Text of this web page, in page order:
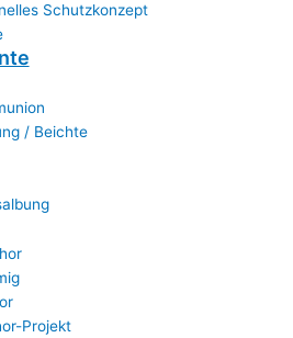
Schutzkonzept
/ Beichte
Projekt